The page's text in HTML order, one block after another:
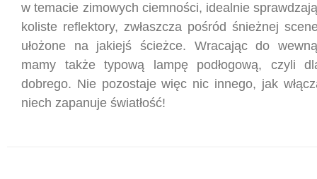
w temacie zimowych ciemności, idealnie
koliste reflektory, zwłaszcza pośród śnieżnej
ułożone na jakiejś ścieżce. Wracając do
mamy także typową lampę podłogową, czyli
dobrego. Nie pozostaje więc nic innego, jak
niech zapanuje światłość!